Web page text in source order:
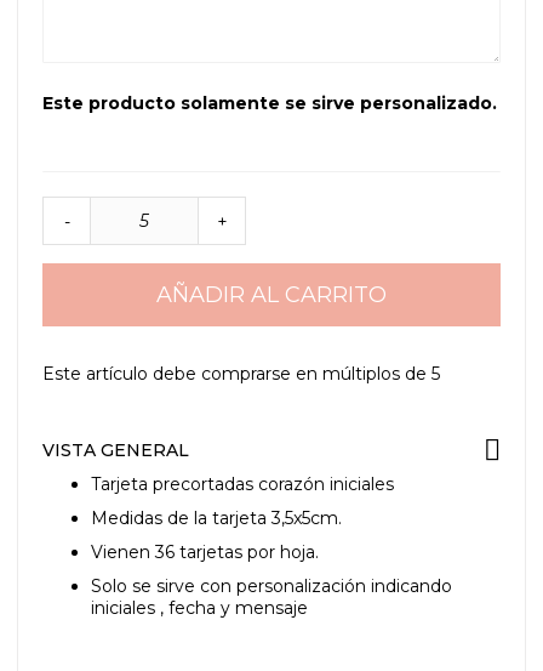
Este producto solamente se sirve personalizado.
- +
AÑADIR AL CARRITO
Este artículo debe comprarse en múltiplos de 5
VISTA GENERAL
Tarjeta precortadas corazón iniciales
Medidas de la tarjeta 3,5x5cm.
Vienen 36 tarjetas por hoja.
Solo se sirve con personalización indicando
iniciales , fecha y mensaje